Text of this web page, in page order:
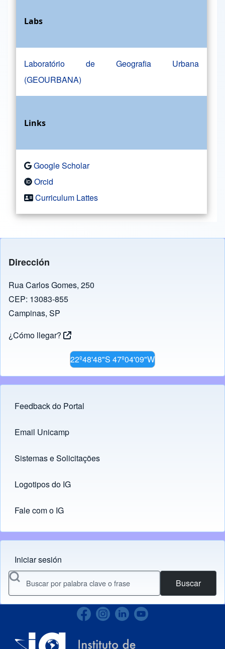
Labs
Laboratório de Geografia Urbana
(GEOURBANA)
Links
Google Scholar
Orcid
Curriculum Lattes
Dirección
Rua Carlos Gomes, 250
CEP: 13083-855
Campinas, SP
¿Cómo llegar?
22º48'48"S 47º04'09"W
Footer menu
Feedback do Portal
Links
Email Unicamp
(opens in new tab)
Sistemas e Solicitações
(opens in new tab)
Logotipos do IG
(opens in new tab)
Fale com o IG
Menu do usuário
Iniciar sesión
Buscar